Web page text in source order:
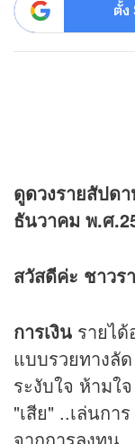
ตั้ง
ดูดวงรายสัปด
ธันวาคม พ.ศ
สวัสดีค่ะ ชาวร
การเงิน รายไ
แบบรวยทางลั
ระงับใจ ห้ามใ
"เสีย" ..เล่นก